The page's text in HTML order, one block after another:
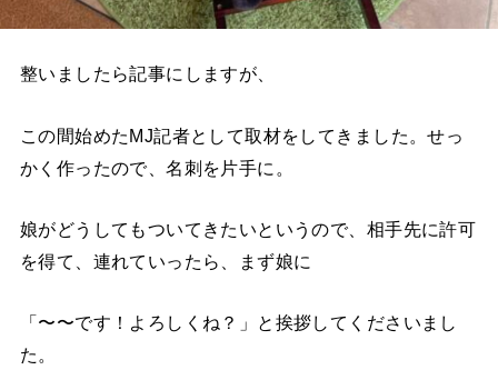
整いましたら記事にしますが、
この間始めたMJ記者として取材をしてきました。せっ
かく作ったので、名刺を片手に。
娘がどうしてもついてきたいというので、相手先に許可
を得て、連れていったら、まず娘に
「〜〜です！よろしくね？」と挨拶してくださいまし
た。